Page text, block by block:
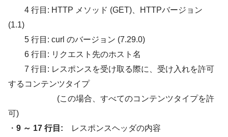
4 行目: HTTP メソッド (GET)、HTTPバージョン
(1.1)
5 行目: curl のバージョン (7.29.0)
6 行目: リクエスト先のホスト名
7 行目: レスポンスを受け取る際に、受け入れを許可
するコンテンツタイプ
(この場合、すべてのコンテンツタイプを許
可)
・ 9 ～ 17 行目: レスポンスヘッダの内容